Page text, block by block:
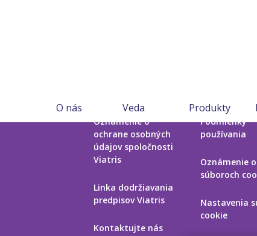
O nás Veda Produkty
Oznámenie o
ochrane osobných
údajov spoločnosti
Viatris
Linka dodržiavania
predpisov Viatris
Kontaktujte nás
Podmienky
používania
Oznámenie o
súboroch
Nastavenia
cookie